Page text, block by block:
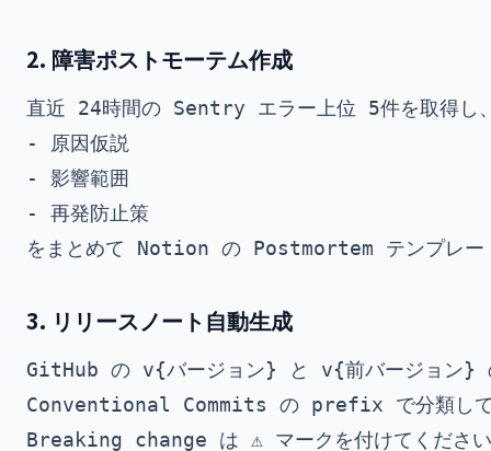
2. 障害ポストモーテム作成
直近 24時間の Sentry エラー上位 5件を取得し
- 原因仮説
- 影響範囲
- 再発防止策
3. リリースノート自動生成
GitHub の v{バージョン} と v{前バージョン}
Conventional Commits の prefix で分類して